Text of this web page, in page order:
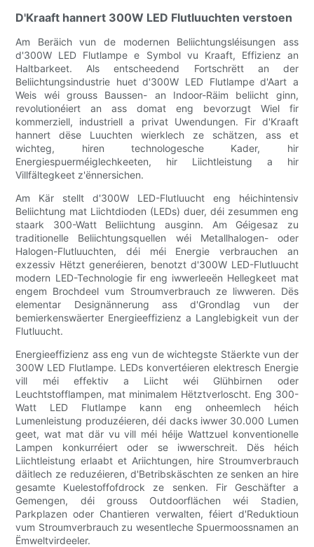
D'Kraaft hannert 300W LED Flutluuchten verstoen
Am Beräich vun de modernen Beliichtungsléisungen ass
d'300W LED Flutlampe e Symbol vu Kraaft, Effizienz an
Haltbarkeet. Als entscheedend Fortschrëtt an der
Beliichtungsindustrie huet d'300W LED Flutlampe d'Aart a
Weis wéi grouss Baussen- an Indoor-Räim beliicht ginn,
revolutionéiert an ass domat eng bevorzugt Wiel fir
kommerziell, industriell a privat Uwendungen. Fir d'Kraaft
hannert dëse Luuchten wierklech ze schätzen, ass et
wichteg, hiren technologesche Kader, hir
Energiespuerméiglechkeeten, hir Liichtleistung a hir
Villfältegkeet z'ënnersichen.
Am Kär stellt d'300W LED-Flutluucht eng héichintensiv
Beliichtung mat Liichtdioden (LEDs) duer, déi zesummen eng
staark 300-Watt Beliichtung ausginn. Am Géigesaz zu
traditionelle Beliichtungsquellen wéi Metallhalogen- oder
Halogen-Flutluuchten, déi méi Energie verbrauchen an
exzessiv Hëtzt generéieren, benotzt d'300W LED-Flutluucht
modern LED-Technologie fir eng iwwerleeën Hellegkeet mat
engem Brochdeel vum Stroumverbrauch ze liwweren. Dës
elementar Designännerung ass d'Grondlag vun der
bemierkenswäerter Energieeffizienz a Langlebigkeit vun der
Flutluucht.
Energieeffizienz ass eng vun de wichtegste Stäerkte vun der
300W LED Flutlampe. LEDs konvertéieren elektresch Energie
vill méi effektiv a Liicht wéi Glühbirnen oder
Leuchtstofflampen, mat minimalem Hëtztverloscht. Eng 300-
Watt LED Flutlampe kann eng onheemlech héich
Lumenleistung produzéieren, déi dacks iwwer 30.000 Lumen
geet, wat mat där vu vill méi héije Wattzuel konventionelle
Lampen konkurréiert oder se iwwerschreit. Dës héich
Liichtleistung erlaabt et Ariichtungen, hire Stroumverbrauch
däitlech ze reduzéieren, d'Betribskäschten ze senken an hire
gesamte Kuelestoffofdrock ze senken. Fir Geschäfter a
Gemengen, déi grouss Outdoorflächen wéi Stadien,
Parkplazen oder Chantieren verwalten, féiert d'Reduktioun
vum Stroumverbrauch zu wesentleche Spuermoossnamen an
Ëmweltvirdeeler.